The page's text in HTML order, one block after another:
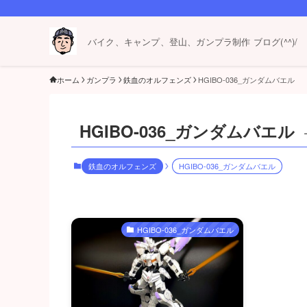
バイク、キャンプ、登山、ガンプラ制作 ブログ(^^)/
ホーム ガンプラ 鉄血のオルフェンズ HGIBO-036_ガンダムバエル
HGIBO-036_ガンダムバエル
鉄血のオルフェンズ HGIBO-036_ガンダムバエル
HGIBO-036_ガンダムバエル